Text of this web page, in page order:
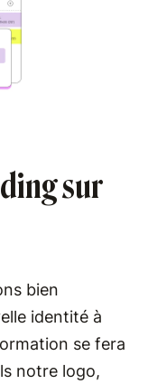
sur
bien
identité à
se fera
notre logo,